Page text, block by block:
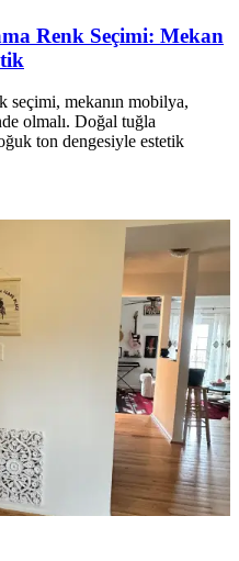
Renk Seçimi: Mekan
seçimi, mekanın mobilya,
olmalı. Doğal tuğla
ton dengesiyle estetik